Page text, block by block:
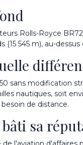
Rolls-Royce
(15 545 m), au-
sans modification
nautiques, soit
de distance.
sa